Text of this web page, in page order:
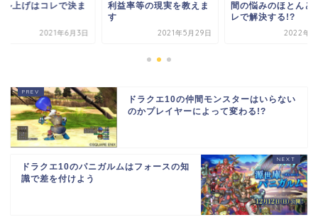
ル上げはコレで決ま
2021年6月3日
利益率等の現実を教えま
す
2021年5月29日
間の悩みのほとんど
レで解決する!?
2022年7
ドラクエ10の仲間モンスターはいらない
のかプレイヤーによって変わる!?
ドラクエ10のパニガルムはフォースの知
識で差を付けよう